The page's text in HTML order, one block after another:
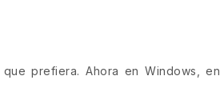
prefiera. Ahora en Windows,